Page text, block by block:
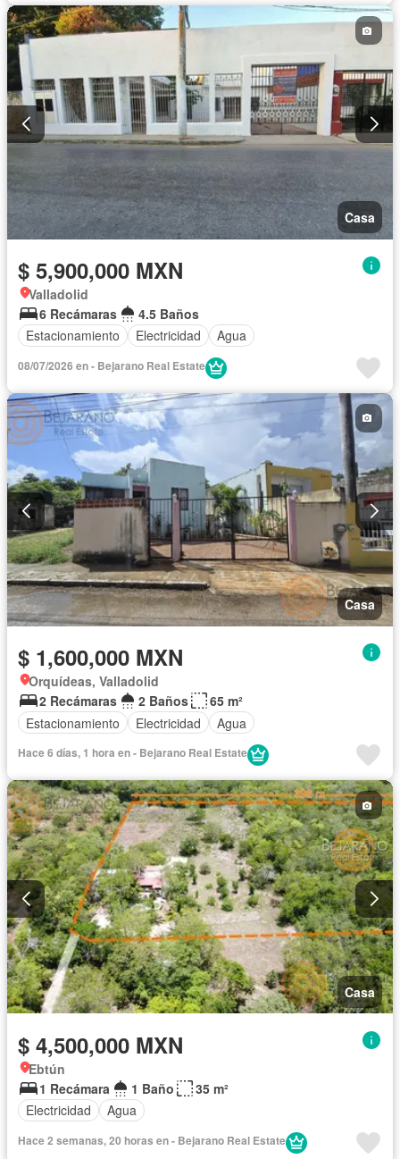
Casa
$ 5,900,000 MXN
Valladolid
6 Recámaras
4.5 Baños
Estacionamiento
Electricidad Agua
08/07/2026 en - Bejarano Real Estate
Casa
$ 1,600,000 MXN
Orquídeas, Valladolid
2 Recámaras
2 Baños
65 m²
Estacionamiento
Electricidad Agua
Hace 6 días, 1 hora en - Bejarano Real Estate
Casa
$ 4,500,000 MXN
Ebtún
1 Recámara
1 Baño
35 m²
Electricidad
Agua
Hace 2 semanas, 20 horas en - Bejarano Real Estate